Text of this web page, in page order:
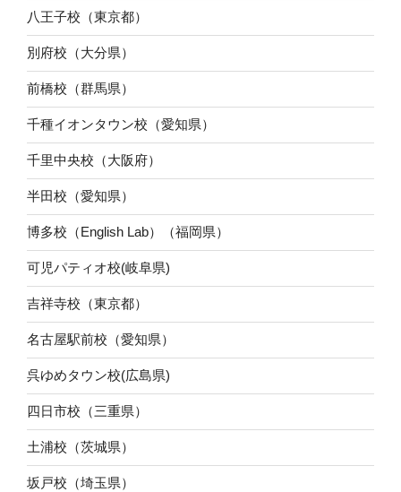
八王子校（東京都）
別府校（大分県）
前橋校（群馬県）
千種イオンタウン校（愛知県）
千里中央校（大阪府）
半田校（愛知県）
博多校（English Lab）（福岡県）
可児パティオ校(岐阜県)
吉祥寺校（東京都）
名古屋駅前校（愛知県）
呉ゆめタウン校(広島県)
四日市校（三重県）
土浦校（茨城県）
坂戸校（埼玉県）